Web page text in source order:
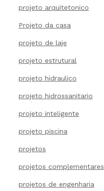
projeto arquitetonico
Projeto da casa
projeto de laje
projeto estrutural
projeto hidraulico
projeto hidrossanitario
projeto inteligente
projeto piscina
projetos
projetos complementares
projetos de engenharia